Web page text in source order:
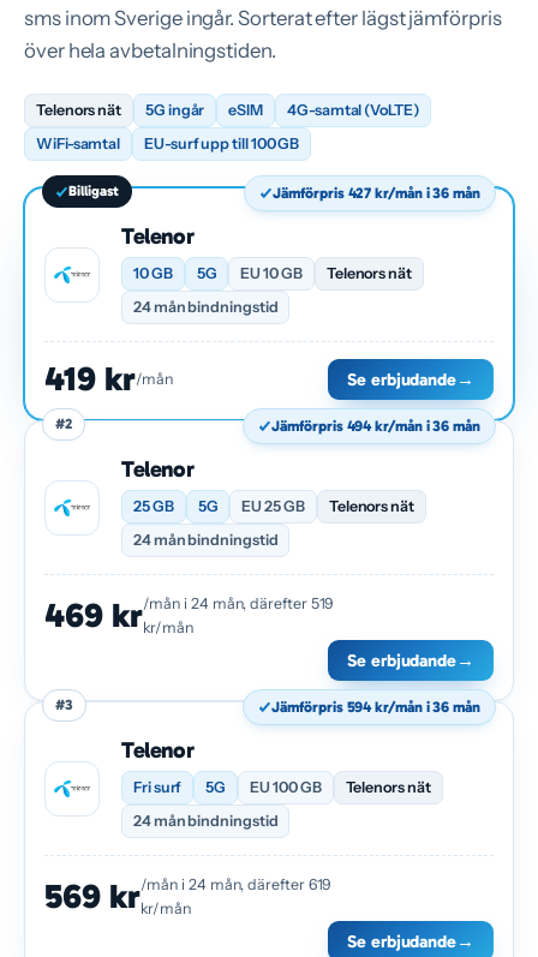
sms inom Sverige ingår. Sorterat efter lägst jämförpris
över hela avbetalningstiden.
Telenors nät 5G ingår eSIM
4G-samtal (VoLTE)
WiFi-samtal
EU-surf upp till 100 GB
Billigast
Telenor
10 GB 5G EU 10 GB
Telenors nät
24 mån bindningstid
Jämförpris 427 kr/mån i 36 mån
419 kr/mån Se erbjudande→
#2
Telenor
25 GB 5G EU 25 GB
Telenors nät
24 mån bindningstid
Jämförpris 494 kr/mån i 36 mån
469 kr/mån i 24 mån, därefter 519
kr/mån
Se erbjudande→
#3
Telenor
Fri surf 5G EU 100 GB
Telenors nät
24 mån bindningstid
Jämförpris 594 kr/mån i 36 mån
569 kr/mån i 24 mån, därefter 619
kr/mån
Se erbjudande→